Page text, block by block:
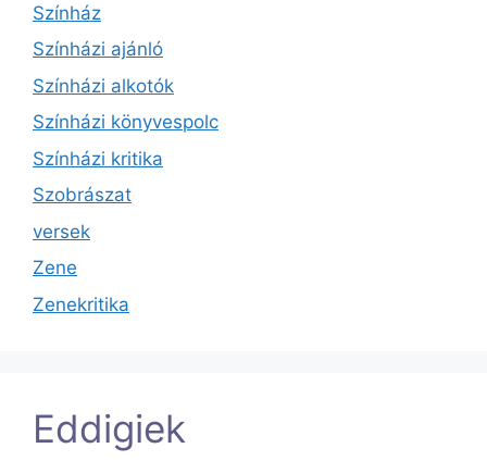
Színház
Színházi ajánló
Színházi alkotók
Színházi könyvespolc
Színházi kritika
Szobrászat
versek
Zene
Zenekritika
Eddigiek